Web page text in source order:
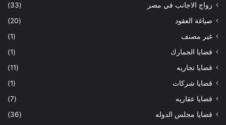
زواج الاجانب في مصر
(33)
صياغة العقود
(20)
غير مصنف
(1)
قضايا الجمارك
(1)
قضايا تجاريه
(11)
قضايا شركات
(1)
قضايا عقاريه
(7)
قضايا مجلس الدوله
(36)